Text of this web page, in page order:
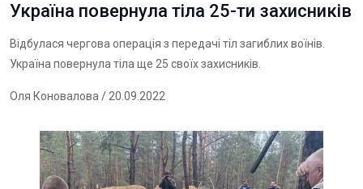
Україна повернула тіла 25-ти захисників
Відбулася чергова операція з передачі тіл загиблих воїнів.
Україна повернула тіла ще 25 своїх захисників.
Оля Коновалова / 20.09.2022